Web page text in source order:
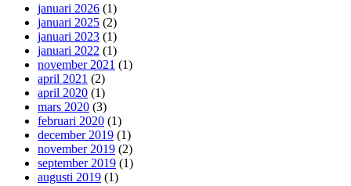
januari 2026 (1)
januari 2025 (2)
januari 2023 (1)
januari 2022 (1)
november 2021 (1)
april 2021 (2)
april 2020 (1)
mars 2020 (3)
februari 2020 (1)
december 2019 (1)
november 2019 (2)
september 2019 (1)
augusti 2019 (1)